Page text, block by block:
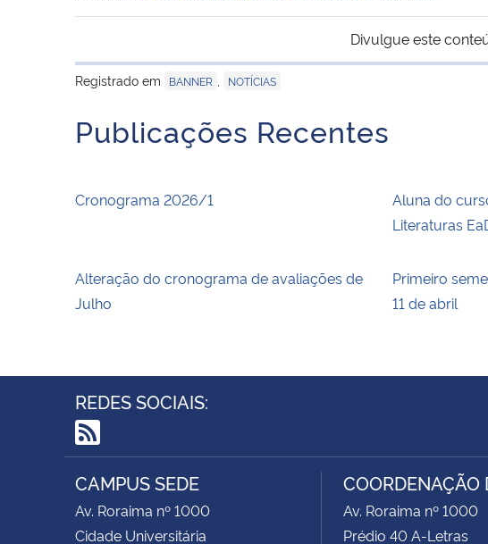
Divulgue este
Registrado em
BANNER NOTÍCIAS
Publicações Recentes
Cronograma 2026/1
Aluna do
Literaturas
Alteração do cronograma de avaliações de
Julho
Primeiro
11 de abril
REDES SOCIAIS:
RSS
CAMPUS SEDE
Av. Roraima nº 1000
Cidade Universitária
COORDENAÇÃO
Av. Roraima nº 1000
Prédio 40 A-Letras